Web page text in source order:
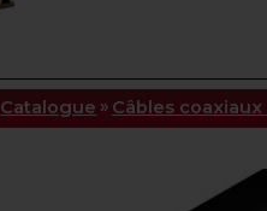
Catalogue » Câbles